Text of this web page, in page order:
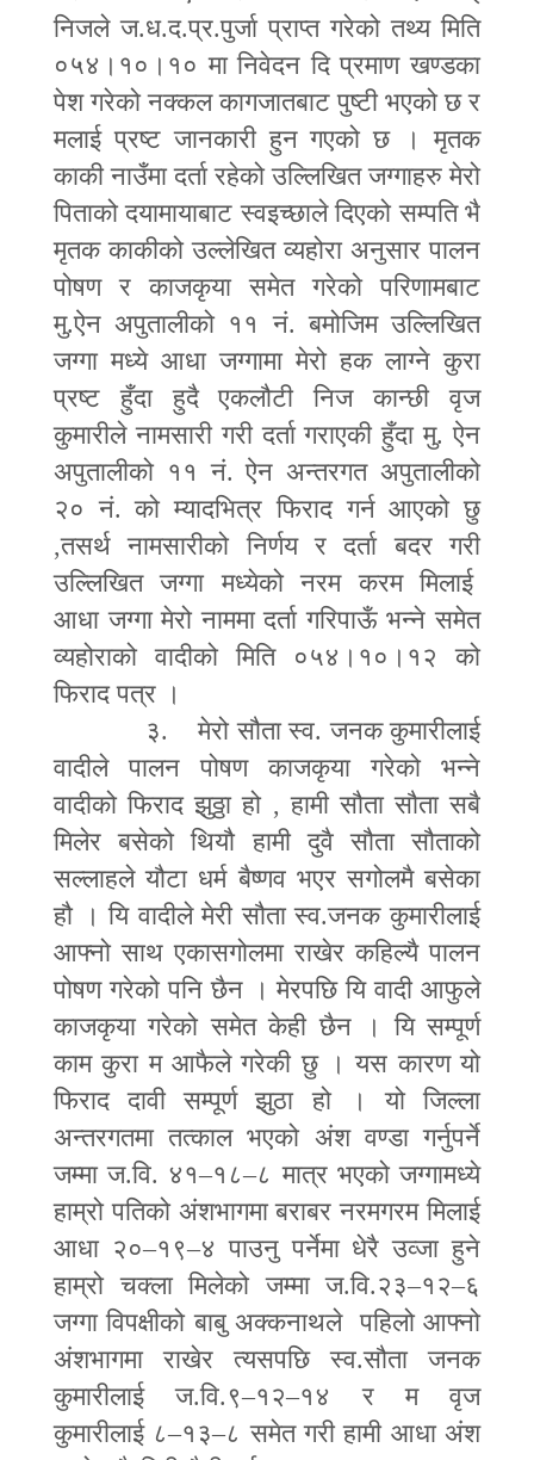
निजले ज.ध.द.प्र.पुर्जा प्राप्त गरेको तथ्य मिति
०५४।१०।१० मा निवेदन दि प्रमाण खण्डका
पेश गरेको नक्कल कागजातबाट पुष्टी भएको छ र
मलाई प्रष्ट जानकारी हुन गएको छ । मृतक
काकी नाउँमा दर्ता रहेको उल्लिखित जग्गाहरु मेरो
पिताको दयामायाबाट स्वइच्छाले दिएको सम्पति भै
मृतक काकीको उल्लेखित व्यहोरा अनुसार पालन
पोषण र काजकृया समेत गरेको परिणामबाट
मु.ऐन अपुतालीको ११ नं. बमोजिम उल्लिखित
जग्गा मध्ये आधा जग्गामा मेरो हक लाग्ने कुरा
प्रष्ट हुँदा हुदै एकलौटी निज कान्छी वृज
कुमारीले नामसारी गरी दर्ता गराएकी हुँदा मु. ऐन
अपुतालीको ११ नं. ऐन अन्तरगत अपुतालीको
२० नं. को म्यादभित्र फिराद गर्न आएको छु
,तसर्थ नामसारीको निर्णय र दर्ता बदर गरी
उल्लिखित जग्गा मध्येको नरम करम मिलाई
आधा जग्गा मेरो नाममा दर्ता गरिपाऊँ भन्ने समेत
व्यहोराको वादीको मिति ०५४।१०।१२ को
फिराद पत्र ।
३. मेरो सौता स्व. जनक कुमारीलाई
वादीले पालन पोषण काजकृया गरेको भन्ने
वादीको फिराद झुठ्ठा हो ,हामी सौता सौता सबै
मिलेर बसेको थियौ हामी दुवै सौता सौताको
सल्लाहले यौटा धर्म बैष्णव भएर सगोलमै बसेका
हौ । यि वादीले मेरी सौता स्व.जनक कुमारीलाई
आफ्नो साथ एकासगोलमा राखेर कहिल्यै पालन
पोषण गरेको पनि छैन । मेरपछि यि वादी आफुले
काजकृया गरेको समेत केही छैन । यि सम्पूर्ण
काम कुरा म आफैले गरेकी छु । यस कारण यो
फिराद दावी सम्पूर्ण झुठा हो । यो जिल्ला
अन्तरगतमा तत्काल भएको अंश वण्डा गर्नुपर्ने
जम्मा ज.वि. ४१–१८–८ मात्र भएको जग्गामध्ये
हाम्रो पतिको अंशभागमा बराबर नरमगरम मिलाई
आधा २०–१९–४ पाउनु पर्नेमा धेरै उव्जा हुने
हाम्रो चक्ला मिलेको जम्मा ज.वि.२३–१२–६
जग्गा विपक्षीको बाबु अक्कनाथले पहिलो आफ्नो
अंशभागमा राखेर त्यसपछि स्व.सौता जनक
कुमारीलाई ज.वि.९–१२–१४ र म वृज
कुमारीलाई ८–१३–८ समेत गरी हामी आधा अंश